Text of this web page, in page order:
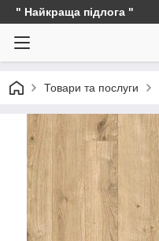
" Найкраща підлога "
Товари та послуги